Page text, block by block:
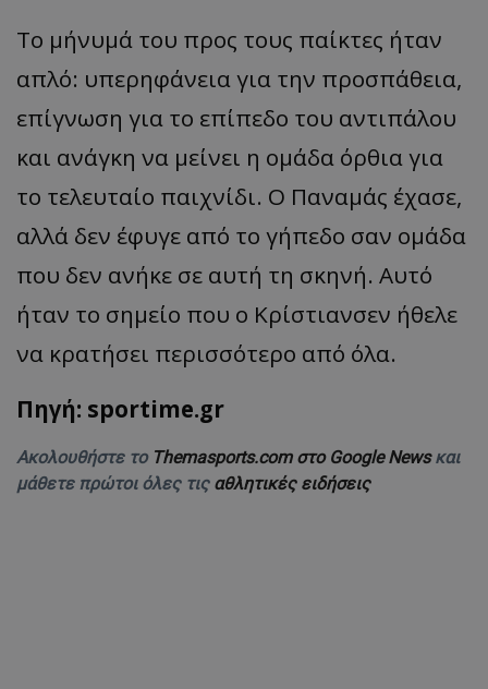
Το μήνυμά του προς τους παίκτες ήταν
απλό: υπερηφάνεια για την προσπάθεια,
επίγνωση για το επίπεδο του αντιπάλου
και ανάγκη να μείνει η ομάδα όρθια για
το τελευταίο παιχνίδι. Ο Παναμάς έχασε,
αλλά δεν έφυγε από το γήπεδο σαν ομάδα
που δεν ανήκε σε αυτή τη σκηνή. Αυτό
ήταν το σημείο που ο Κρίστιανσεν ήθελε
να κρατήσει περισσότερο από όλα.
Πηγή: sportime.gr
Ακολουθήστε το Themasports.com στο Google Newsκαι
μάθετε πρώτοι όλες τις αθλητικές ειδήσεις